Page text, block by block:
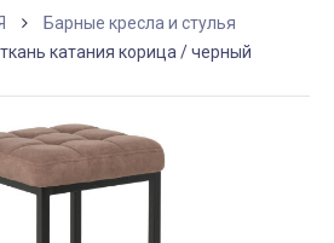
Барные кресла и стулья
катания корица / черный